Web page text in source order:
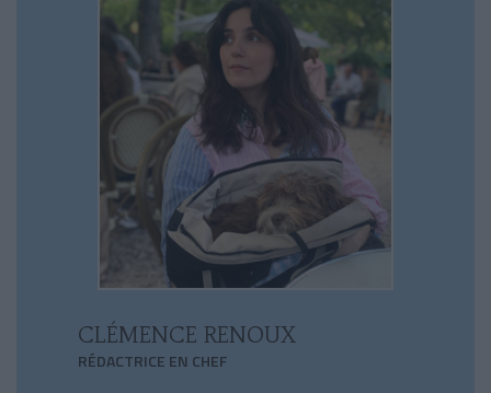
CLÉMENCE RENOUX
RÉDACTRICE EN CHEF